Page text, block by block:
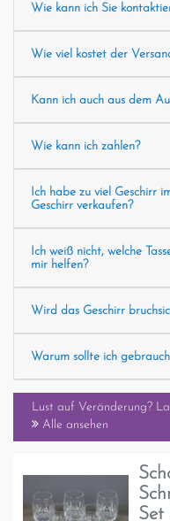
Wie kann ich Sie
Wie viel kostet der
Kann ich auch aus dem
Wie kann ich zahlen?
Ich habe zu viel Geschirr
Geschirr verkaufen?
Ich weiß nicht, welche
mir helfen?
Wird das Geschirr
Warum sollte ich
Lust auf Veränderung?
Alle ansehen
Set